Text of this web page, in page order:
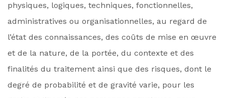
physiques, logiques, techniques, fonctionnelles,
administratives ou organisationnelles, au regard de
l’état des connaissances, des coûts de mise en œuvre
et de la nature, de la portée, du contexte et des
finalités du traitement ainsi que des risques, dont le
degré de probabilité et de gravité varie, pour les